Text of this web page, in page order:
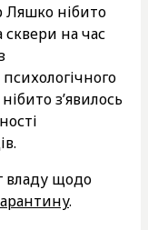
Ляшко нібито
на час
з’явилось
владу щодо
.